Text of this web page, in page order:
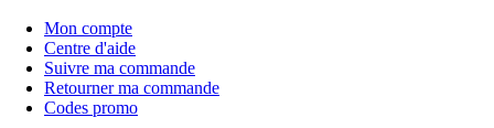
Mon compte
Centre d'aide
Suivre ma commande
Retourner ma commande
Codes promo